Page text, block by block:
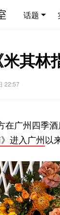
话题
其林
22:57
在广州四季
进入广州以